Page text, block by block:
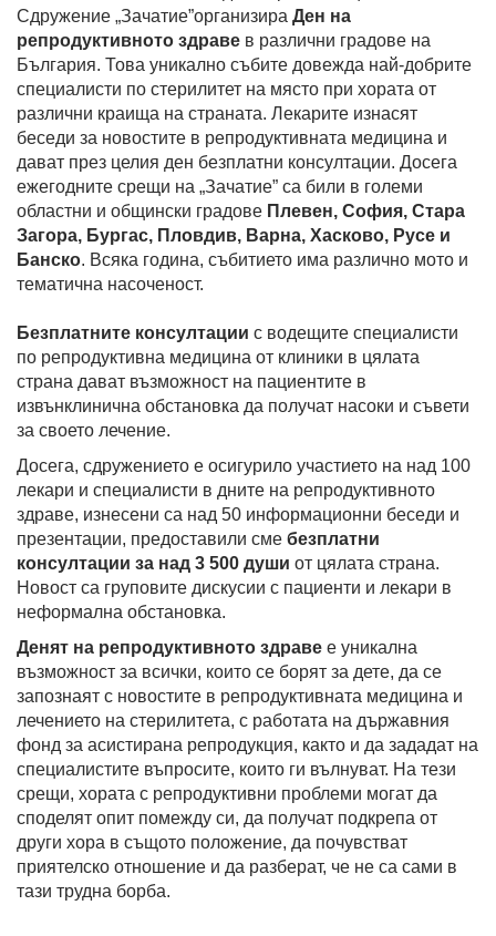
Сдружение „Зачатие”организира Ден на
репродуктивното здраве в различни градове на
България. Това уникално събите довежда най-добрите
специалисти по стерилитет на място при хората от
различни краища на страната. Лекарите изнасят
беседи за новостите в репродуктивната медицина и
дават през целия ден безплатни консултации. Досега
ежегодните срещи на „Зачатие” са били в големи
областни и общински градове Плевен, София, Стара
Загора, Бургас, Пловдив, Варна, Хасково, Русе и
Банско. Всяка година, събитието има различно мото и
тематична насоченост.
Безплатните консултации с водещите специалисти
по репродуктивна медицина от клиники в цялата
страна дават възможност на пациентите в
извънклинична обстановка да получат насоки и съвети
за своето лечение.
Досега, сдружението е осигурило участието на над 100
лекари и специалисти в дните на репродуктивното
здраве, изнесени са над 50 информационни беседи и
презентации, предоставили сме безплатни
консултации за над 3 500 души от цялата страна.
Новост са груповите дискусии с пациенти и лекари в
неформална обстановка.
Денят на репродуктивното здраве е уникална
възможност за всички, които се борят за дете, да се
запознаят с новостите в репродуктивната медицина и
лечението на стерилитета, с работата на държавния
фонд за асистирана репродукция, както и да зададат на
специалистите въпросите, които ги вълнуват. На тези
срещи, хората с репродуктивни проблеми могат да
споделят опит помежду си, да получат подкрепа от
други хора в същото положение, да почувстват
приятелско отношение и да разберат, че не са сами в
тази трудна борба.